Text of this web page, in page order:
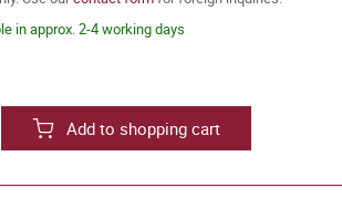
in approx. 2-4 working days
Add to shopping cart